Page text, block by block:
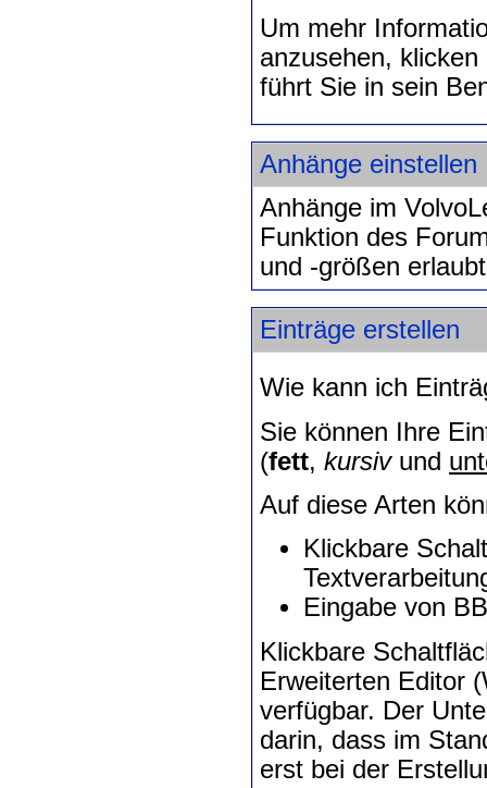
Um mehr
anzusehen,
führt Sie in sein
Anhänge einstellen
Anhänge im
Funktion des
und -größen
Einträge erstellen
Wie kann ich
Sie können Ihre
(fett, kursivund
Auf diese Arten
Klickbare
Eingabe von
Klickbare
Erweiterten Editor
verfügbar. Der
darin, dass im
erst bei der